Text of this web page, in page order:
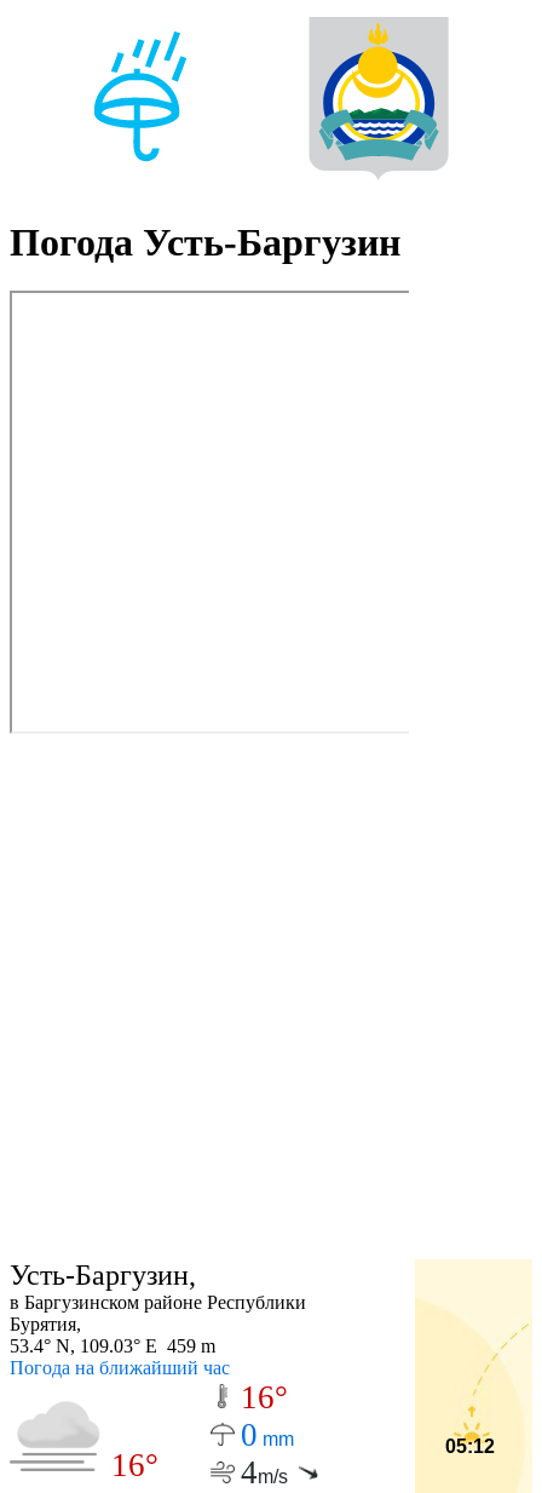
Погода Усть-Баргузин
Усть-Баргузин,
в Баргузинском районе Республики
Бурятия,
53.4° N, 109.03° E 459 m
Погода на ближайший час
16°
16°
0 mm
4m/s
05:12